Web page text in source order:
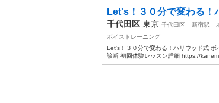
Let's！３０分で変わる！
千代田区 東京 千代田区 新宿駅
ボイストレーニング
Let's！３０分で変わる！ハリウッド式
診断 初回体験レッスン詳細 https://